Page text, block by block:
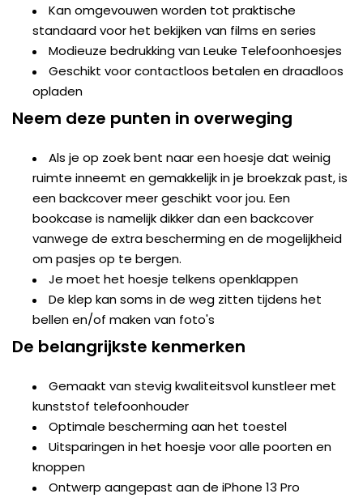
Kan omgevouwen worden tot praktische
standaard voor het bekijken van films en series
Modieuze bedrukking van Leuke Telefoonhoesjes
Geschikt voor contactloos betalen en draadloos
opladen
Neem deze punten in overweging
Als je op zoek bent naar een hoesje dat weinig
ruimte inneemt en gemakkelijk in je broekzak past, is
een backcover meer geschikt voor jou. Een
bookcase is namelijk dikker dan een backcover
vanwege de extra bescherming en de mogelijkheid
om pasjes op te bergen.
Je moet het hoesje telkens openklappen
De klep kan soms in de weg zitten tijdens het
bellen en/of maken van foto's
De belangrijkste kenmerken
Gemaakt van stevig kwaliteitsvol kunstleer met
kunststof telefoonhouder
Optimale bescherming aan het toestel
Uitsparingen in het hoesje voor alle poorten en
knoppen
Ontwerp aangepast aan de iPhone 13 Pro